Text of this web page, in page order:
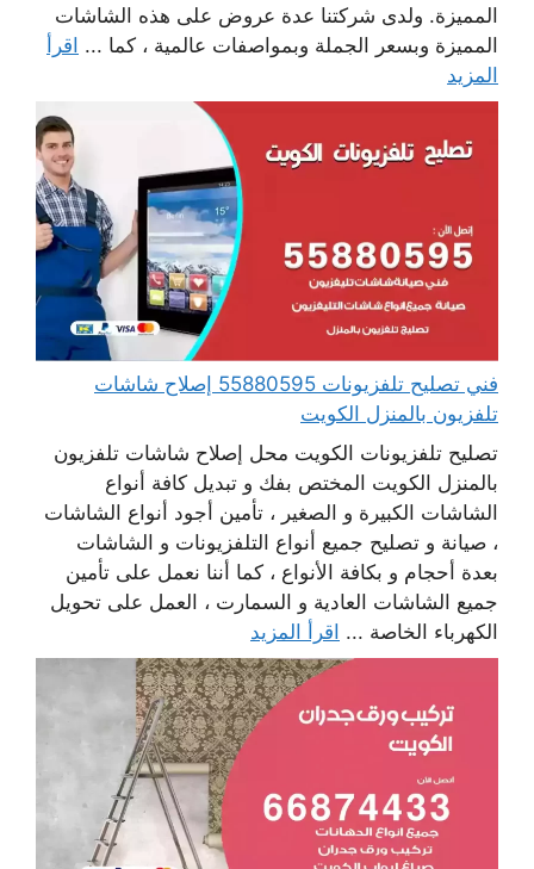
المميزة. ولدى شركتنا عدة عروض على هذه الشاشات
المميزة وبسعر الجملة وبمواصفات عالمية ، كما ... اقرأ
المزيد
فني تصليح تلفزيونات 55880595 إصلاح شاشات
تلفزيون بالمنزل الكويت
تصليح تلفزيونات الكويت محل إصلاح شاشات تلفزيون
بالمنزل الكويت المختص بفك و تبديل كافة أنواع
الشاشات الكبيرة و الصغير ، تأمين أجود أنواع الشاشات
، صيانة و تصليح جميع أنواع التلفزيونات و الشاشات
بعدة أحجام و بكافة الأنواع ، كما أننا نعمل على تأمين
جميع الشاشات العادية و السمارت ، العمل على تحويل
الكهرباء الخاصة ... اقرأ المزيد